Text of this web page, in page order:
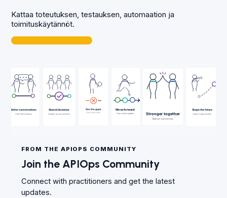
Kattaa toteutuksen, testauksen, automaation ja
toimituskäytännöt.
FROM THE APIOPS COMMUNITY
Join the APIOps Community
Connect with practitioners and get the latest
updates.